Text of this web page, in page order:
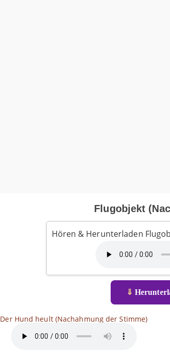
Flugobjekt
Hören & Herunterladen
⇓
Der Hund heult (Nachahmung der Stimme)